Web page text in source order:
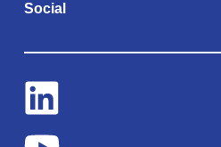
Social